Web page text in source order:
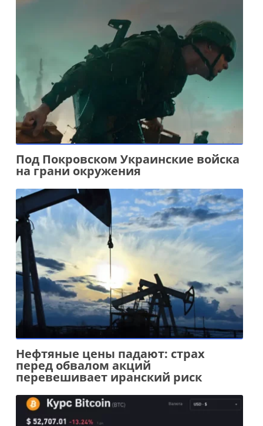
Под Покровском Украинские войска
на грани окружения
Нефтяные цены падают: страх
перед обвалом акций
перевешивает иранский риск